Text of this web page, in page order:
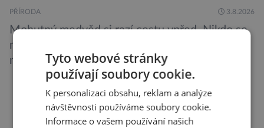
PŘÍRODA 3.8.2026
Mohutný medvěd si razí cestu vpřed. Nikdo se
mu ji neopováží zkřížit! Anebo ano? Pach
mršiny jej zavede k hodujícímu rosomákovi. Ten
se ale před ním nechystá ustoupit. Ačkoli
velikostní rozdíl mezi nimi je značný, statečná
„lasice“ je odhodlána bránit svou kořist.
Nedosahují nijak impozantní velikosti, jde spíše
DALŠÍ ČLÁNKY ›
Tyto webové stránky
používají soubory cookie.
K personalizaci obsahu, reklam a analýze
návštěvnosti používáme soubory cookie.
Informace o vašem používání našich